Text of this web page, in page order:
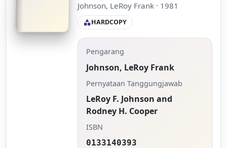
Johnson, LeRoy Frank · 1981
categoryHARDCOPY
Pengarang
Johnson, LeRoy Frank
Pernyataan Tanggungjawab
LeRoy F. Johnson and
Rodney H. Cooper
ISBN
0133140393